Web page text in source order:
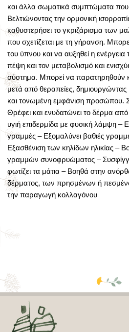
και άλλα σωματικά συμπτώματα
Βελτιώνοντας την ορμονική
καθυστερήσει το γκριζάρισμα των
που σχετίζεται με τη γήρανση.
του ύπνου και να αυξηθεί η ενέργεια
πέψη και τον μεταβολισμό και
σύστημα. Μπορεί να παρατηρηθούν
μετά από θεραπείες, δημιουργώντας
και τονωμένη εμφάνιση προσώπου.
Θρέφει και ενυδατώνει το δέρμα
υγιή επιδερμίδα με φυσική λάμψη –
γραμμές – Εξομαλύνει βαθιές
Εξασθένιση των κηλίδων ηλικίας –
γραμμών συνοφρυώματος –
φωτίζει τα μάτια – Βοηθά στην
δέρματος, των πρησμένων ή
την παραγωγή κολλαγόνου